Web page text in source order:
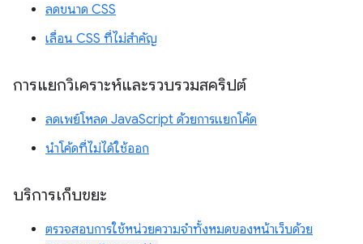
ลดขนาด CSS
เลื่อน CSS ที่ไม่สำคัญ
การแยกวิเคราะห์และรวบรวมสคริปต์
ลดเพย์โหลด JavaScript ด้วยการแยกโค้ด
นำโค้ดที่ไม่ได้ใช้ออก
บริการเก็บขยะ
ตรวจสอบการใช้หน่วยความจำทั้งหมดของหน้าเว็บด้วย